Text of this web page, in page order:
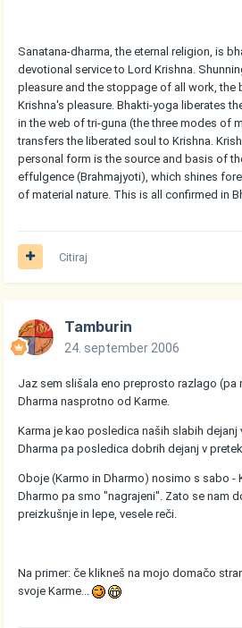
Sanatana-dharma, the eternal religion, is
devotional service to Lord Krishna.
pleasure and the stoppage of all work,
Krishna's pleasure. Bhakti-yoga liberates
in the web of tri-guna (the three modes of
transfers the liberated soul to Krishna.
personal form is the source and basis of
effulgence (Brahmajyoti), which shines
of material nature. This is all confirmed in
Citiraj
Tamburin
24. september 2006
Jaz sem slišala eno preprosto razlago (pa
Dharma nasprotno od Karme.
Karma je kao posledica naših slabih dejanj
Dharma pa posledica dobrih dejanj v
Oboje (Karmo in Dharmo) nosimo s sabo -
Dharmo pa smo "nagrajeni". Zato se nam
preizkušnje in lepe, vesele reči.
Na primer: če klikneš na mojo domačo
svoje Karme...